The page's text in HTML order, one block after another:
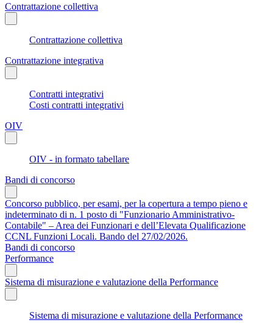
Contrattazione collettiva
Contrattazione collettiva
Contrattazione integrativa
Contratti integrativi
Costi contratti integrativi
OIV
OIV - in formato tabellare
Bandi di concorso
Concorso pubblico, per esami, per la copertura a tempo pieno e
indeterminato di n. 1 posto di "Funzionario Amministrativo-
Contabile" – Area dei Funzionari e dell’Elevata Qualificazione
CCNL Funzioni Locali. Bando del 27/02/2026.
Bandi di concorso
Performance
Sistema di misurazione e valutazione della Performance
Sistema di misurazione e valutazione della Performance